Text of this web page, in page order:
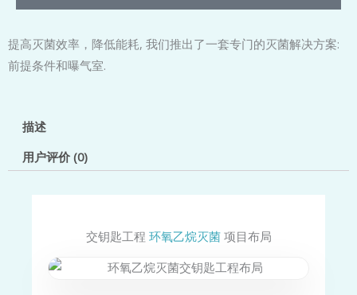
提高灭菌效率，降低能耗, 我们推出了一套专门的灭菌解决方案:
前提条件和曝气室.
描述
用户评价 (0)
交钥匙工程 环氧乙烷灭菌项目布局